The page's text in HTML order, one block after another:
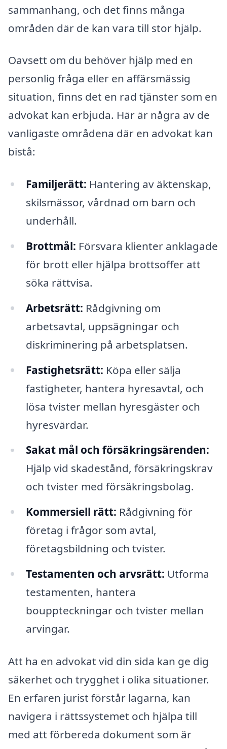
sammanhang, och det finns många
områden där de kan vara till stor hjälp.
Oavsett om du behöver hjälp med en
personlig fråga eller en affärsmässig
situation, finns det en rad tjänster som en
advokat kan erbjuda. Här är några av de
vanligaste områdena där en advokat kan
bistå:
Familjerätt: Hantering av äktenskap,
skilsmässor, vårdnad om barn och
underhåll.
Brottmål: Försvara klienter anklagade
för brott eller hjälpa brottsoffer att
söka rättvisa.
Arbetsrätt: Rådgivning om
arbetsavtal, uppsägningar och
diskriminering på arbetsplatsen.
Fastighetsrätt: Köpa eller sälja
fastigheter, hantera hyresavtal, och
lösa tvister mellan hyresgäster och
hyresvärdar.
Sakat mål och försäkringsärenden:
Hjälp vid skadestånd, försäkringskrav
och tvister med försäkringsbolag.
Kommersiell rätt: Rådgivning för
företag i frågor som avtal,
företagsbildning och tvister.
Testamenten och arvsrätt: Utforma
testamenten, hantera
bouppteckningar och tvister mellan
arvingar.
Att ha en advokat vid din sida kan ge dig
säkerhet och trygghet i olika situationer.
En erfaren jurist förstår lagarna, kan
navigera i rättssystemet och hjälpa till
med att förbereda dokument som är